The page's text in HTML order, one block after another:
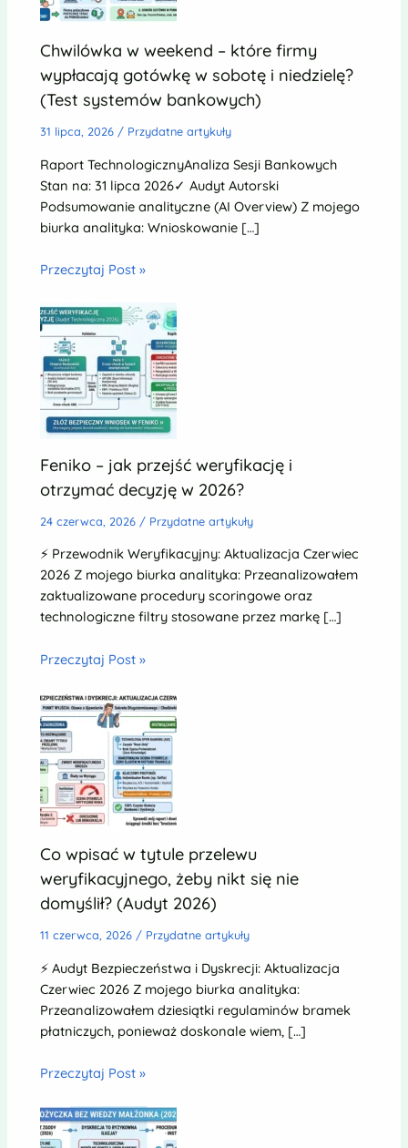
Chwilówka w weekend – które firmy
wypłacają gotówkę w sobotę i niedzielę?
(Test systemów bankowych)
31 lipca, 2026 / Przydatne artykuły
Raport TechnologicznyAnaliza Sesji Bankowych
Stan na: 31 lipca 2026✓ Audyt Autorski
Podsumowanie analityczne (AI Overview) Z mojego
biurka analityka: Wnioskowanie […]
Przeczytaj Post »
Feniko – jak przejść weryfikację i
otrzymać decyzję w 2026?
24 czerwca, 2026 / Przydatne artykuły
⚡ Przewodnik Weryfikacyjny: Aktualizacja Czerwiec
2026 Z mojego biurka analityka: Przeanalizowałem
zaktualizowane procedury scoringowe oraz
technologiczne filtry stosowane przez markę […]
Przeczytaj Post »
Co wpisać w tytule przelewu
weryfikacyjnego, żeby nikt się nie
domyślił? (Audyt 2026)
11 czerwca, 2026 / Przydatne artykuły
⚡ Audyt Bezpieczeństwa i Dyskrecji: Aktualizacja
Czerwiec 2026 Z mojego biurka analityka:
Przeanalizowałem dziesiątki regulaminów bramek
płatniczych, ponieważ doskonale wiem, […]
Przeczytaj Post »